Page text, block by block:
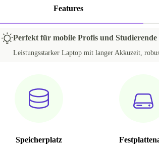
Features
Perfekt für mobile Profis und Studierende
Leistungsstarker Laptop mit langer Akkuzeit,
Speicherplatz